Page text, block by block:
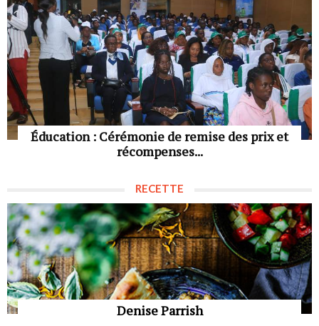
Éducation : Cérémonie de remise des prix et
récompenses...
RECETTE
Denise Parrish